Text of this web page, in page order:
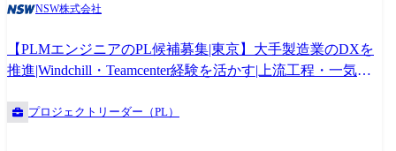
業務をご担当いただきます: ・顧客との要件定義、仕様設計、開発スコー
アーキテクチャの設計 ・プロジェクト全体の進行管理(品質・コスト・納
期) ・開発メンバー(社内・パートナー含む)への指示・レビュー・調整 ・
ズにおける継続的な機能提案・改善 体制規模 東京拠点は40名体制のセク
ション、各プロジェクトは数千万～1億程度の規模となり、PM・PL・メ
NSW株式会社
【PLMエンジニアのPL候補募集|東京】大手製造業のDXを
推進|Windchill・Teamcenter経験を活かす|上流工程・一気通
プロジェクトリーダー（PL）